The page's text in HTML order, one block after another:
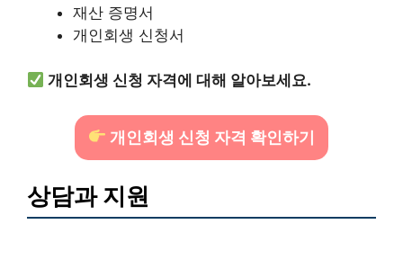
재산 증명서
개인회생 신청서
개인회생 신청 자격에 대해 알아보세요.
개인회생 신청 자격 확인하기
상담과 지원